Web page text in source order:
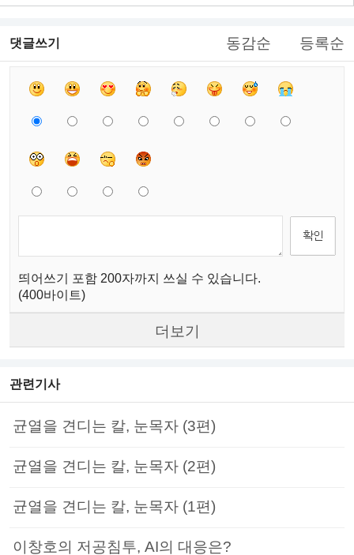
댓글쓰기 동감순 등록순
띄어쓰기 포함 200자까지 쓰실 수 있습니다.
(400바이트)
더보기
관련기사
균열을 견디는 칼, 눈목자 (3편)
균열을 견디는 칼, 눈목자 (2편)
균열을 견디는 칼, 눈목자 (1편)
이창호의 저공침투, AI의 대응은?